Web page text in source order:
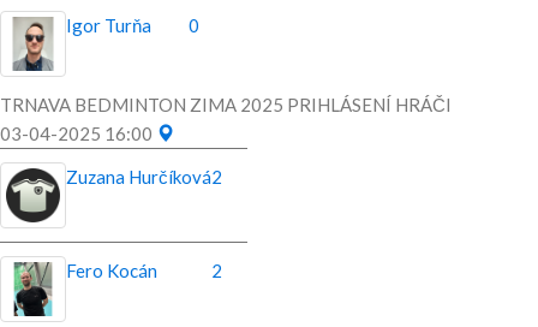
Igor Turňa 0
TRNAVA BEDMINTON ZIMA 2025 PRIHLÁSENÍ HRÁČI
03-04-2025 16:00
Zuzana Hurčíková2
Fero Kocán 2